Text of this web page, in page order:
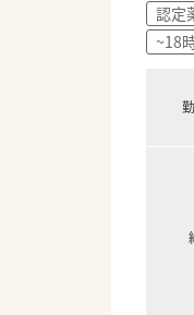
認定
~18